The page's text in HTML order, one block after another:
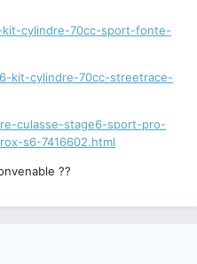
cylindre-70cc-sport-fonte-
kit-cylindre-70cc-streetrace-
culasse-stage6-sport-pro-
s6-7416602.html
??